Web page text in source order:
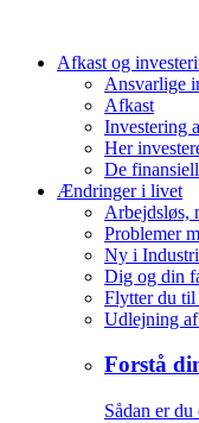
Afkast og
Ansvarlige
Afkast
Investering
Her
De
Ændringer i livet
Arbejdsløs,
Problemer
Ny i
Dig og din
Flytter du til
Udlejning
Forstå
Sådan er